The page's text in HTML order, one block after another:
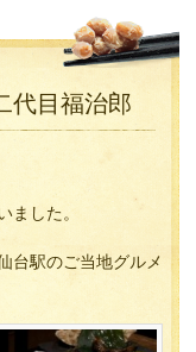
代目福治郎
した。
台駅のご当地グルメ